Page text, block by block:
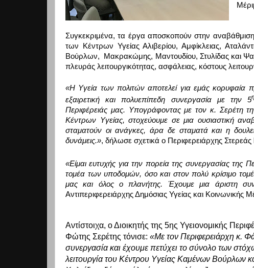
Συγκεκριμένα, τα έργα αποσκοπούν στην
των Κέντρων Υγείας Αλιβερίου, Αμφίκλειας,
Βούρλων, Μακρακώμης, Μαντουδίου, Στυλίδας και
πλευράς λειτουργικότητας, ασφάλειας, κόστους
«H Υγεία των πολιτών αποτελεί για εμάς κορυφαία
εξαιρετική και πολυεπίπεδη συνεργασία με την 5
Περιφέρειάς μας. Υπογράφοντας με τον κ. Σερέτη
Κέντρων Υγείας, στοχεύουμε σε μια ουσιαστική
σταματούν οι ανάγκες, άρα δε σταματά και η
δυνάμεις.», δήλωσε σχετικά ο Περιφερειάρχης
«Είμαι ευτυχής για την πορεία της συνεργασίας της
τομέα των υποδομών, όσο και στον πολύ κρίσιμο
μας και όλος ο πλανήτης. Έχουμε μια άριστη
Αντιπεριφερειάρχης Δημόσιας Υγείας και
Αντίστοιχα, ο Διοικητής της 5ης Υγειονομικής
Φώτης Σερέτης τόνισε: «Με τον Περιφερειάρχη κ.
συνεργασία και έχουμε πετύχει το σύνολο των
λειτουργία του Κέντρου Υγείας Καμένων Βούρλων